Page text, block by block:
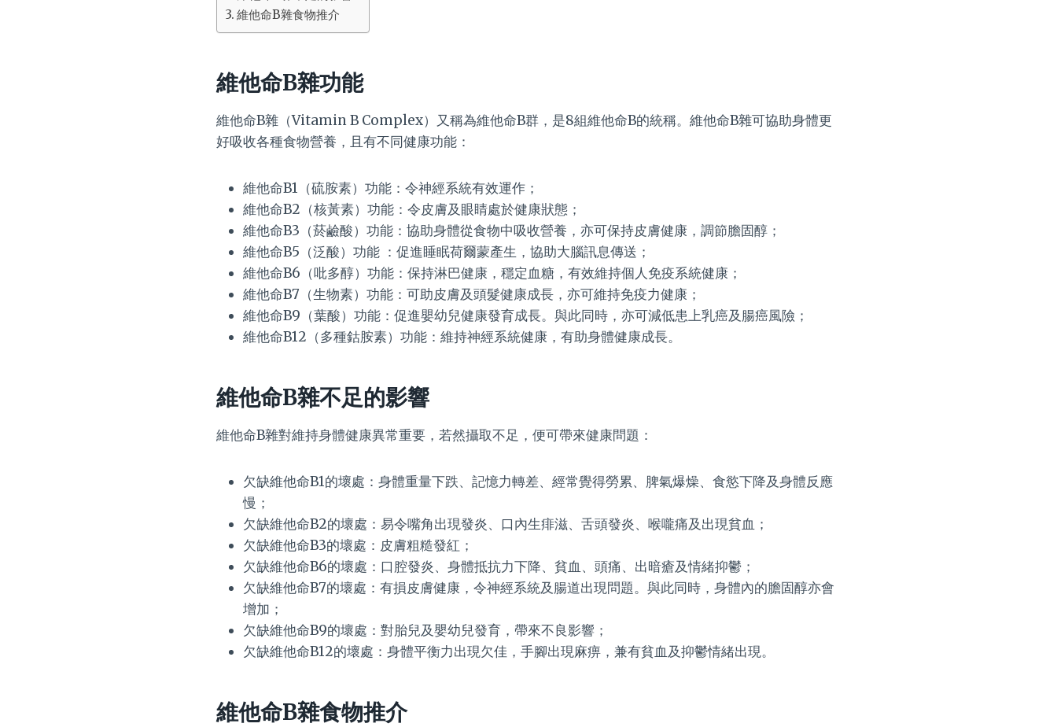
維他命B雜食物推介
維他命B雜功能
維他命B雜（Vitamin B Complex）又稱為維他命B群，是8組維他命B的統稱。維他命B雜可協助身體更
好吸收各種食物營養，且有不同健康功能：
維他命B1（硫胺素）功能：令神經系統有效運作；
維他命B2（核黃素）功能：令皮膚及眼睛處於健康狀態；
維他命B3（菸鹼酸）功能：協助身體從食物中吸收營養，亦可保持皮膚健康，調節膽固醇；
維他命B5（泛酸）功能 ：促進睡眠荷爾蒙產生，協助大腦訊息傳送；
維他命B6（吡多醇）功能：保持淋巴健康，穩定血糖，有效維持個人免疫系統健康；
維他命B7（生物素）功能：可助皮膚及頭髮健康成長，亦可維持免疫力健康；
維他命B9（葉酸）功能：促進嬰幼兒健康發育成長。與此同時，亦可減低患上乳癌及腸癌風險；
維他命B12（多種鈷胺素）功能：維持神經系統健康，有助身體健康成長。
維他命B雜不足的影響
維他命B雜對維持身體健康異常重要，若然攝取不足，便可帶來健康問題：
欠缺維他命B1的壞處：身體重量下跌、記憶力轉差、經常覺得勞累、脾氣爆燥、食慾下降及身體反應
慢；
欠缺維他命B2的壞處：易令嘴角出現發炎、口內生痱滋、舌頭發炎、喉嚨痛及出現貧血；
欠缺維他命B3的壞處：皮膚粗糙發紅；
欠缺維他命B6的壞處：口腔發炎、身體抵抗力下降、貧血、頭痛、出暗瘡及情緒抑鬱；
欠缺維他命B7的壞處：有損皮膚健康，令神經系統及腸道出現問題。與此同時，身體內的膽固醇亦會
增加；
欠缺維他命B9的壞處：對胎兒及嬰幼兒發育，帶來不良影響；
欠缺維他命B12的壞處：身體平衡力出現欠佳，手腳出現麻痹，兼有貧血及抑鬱情緒出現。
維他命B雜食物推介